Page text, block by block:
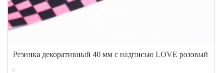
Резинка декоративный 40 мм с надписью LOVE розовый
..